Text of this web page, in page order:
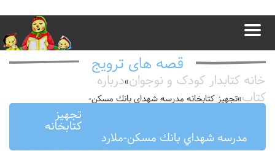
قصه های ترویج
خانه کتابدار کودک و نوجوان»درباره
کتاب»تجهیز كتابخانه مدرسه شهداي بانك مسكن-
تجهیز
كتابخانه
مدرسه شهداي بانك مسكن-ملارد